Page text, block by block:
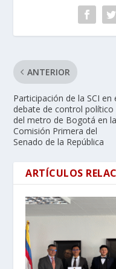
ANTERIOR
Participación de la SCI en
debate de control político
del metro de Bogotá en la
Comisión Primera del
Senado de la República
ARTÍCULOS